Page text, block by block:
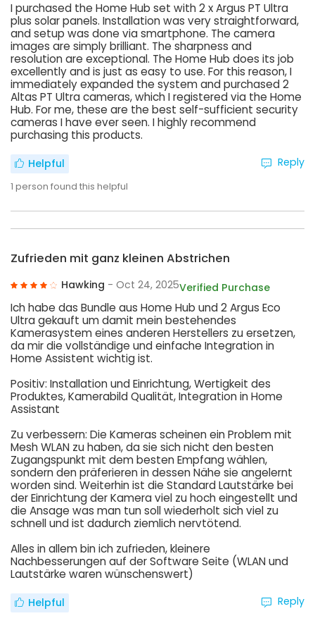
I purchased the Home Hub set with 2 x Argus PT Ultra
plus solar panels. Installation was very straightforward,
and setup was done via smartphone. The camera
images are simply brilliant. The sharpness and
resolution are exceptional. The Home Hub does its job
excellently and is just as easy to use. For this reason, I
immediately expanded the system and purchased 2
Altas PT Ultra cameras, which I registered via the Home
Hub. For me, these are the best self-sufficient security
cameras I have ever seen. I highly recommend
purchasing this products.
Helpful
1 person found this helpful
Reply
Zufrieden mit ganz kleinen Abstrichen
Hawking - Oct 24, 2025Verified Purchase
Ich habe das Bundle aus Home Hub und 2 Argus Eco
Ultra gekauft um damit mein bestehendes
Kamerasystem eines anderen Herstellers zu ersetzen,
da mir die vollständige und einfache Integration in
Home Assistent wichtig ist.
Positiv: Installation und Einrichtung, Wertigkeit des
Produktes, Kamerabild Qualität, Integration in Home
Assistant
Zu verbessern: Die Kameras scheinen ein Problem mit
Mesh WLAN zu haben, da sie sich nicht den besten
Zugangspunkt mit dem besten Empfang wählen,
sondern den präferieren in dessen Nähe sie angelernt
worden sind. Weiterhin ist die Standard Lautstärke bei
der Einrichtung der Kamera viel zu hoch eingestellt und
die Ansage was man tun soll wiederholt sich viel zu
schnell und ist dadurch ziemlich nervtötend.
Alles in allem bin ich zufrieden, kleinere
Nachbesserungen auf der Software Seite (WLAN und
Lautstärke waren wünschenswert)
Helpful Reply